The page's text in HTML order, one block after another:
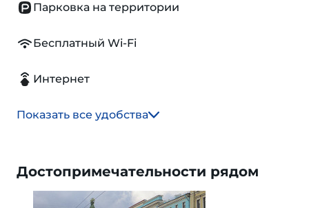
Парковка на территории
Бесплатный Wi-Fi
Интернет
Показать все удобства
Достопримечательности рядом